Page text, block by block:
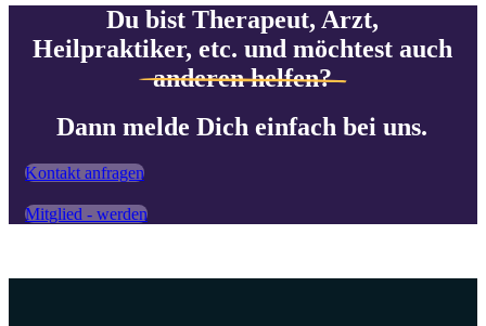
Du bist Therapeut, Arzt,
Heilpraktiker, etc. und möchtest auch
anderen helfen?
Dann melde Dich einfach bei uns.
Kontakt anfragen
Mitglied - werden